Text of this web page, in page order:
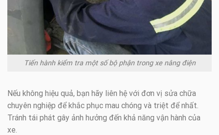
Tiến hành kiểm tra một số bộ phận trong xe nâng điện
Nếu không hiệu quả, bạn hãy liên hệ với đơn vị sửa chữa
chuyên nghiệp để khắc phục mau chóng và triệt để nhất.
Tránh tái phát gây ảnh hưởng đến khả năng vận hành của
xe.